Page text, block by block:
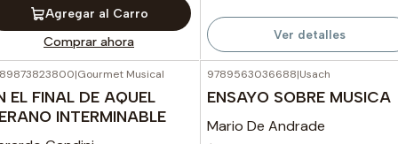
Agregar al Carro
Comprar ahora Ver detalles
|Gourmet Musical
EL FINAL DE AQUEL
INTERMINABLE
9789563036688|Usach
ENSAYO SOBRE MUSICA
Mario De Andrade